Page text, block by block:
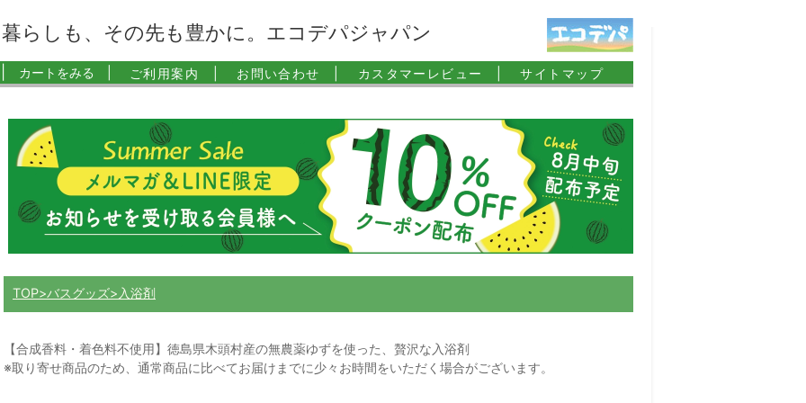
暮らしも、その先も豊かに。エコデパジャパン
カートをみる | ご利用案内 | お問い合わせ | カスタマーレビュー | サイトマップ
TOP バスグッズ 入浴剤
【合成香料・着色料不使用】徳島県木頭村産の無農薬ゆずを使った、贅沢な入浴剤
※取り寄せ商品のため、通常商品に比べてお届けまでに少々お時間をいただく場合がございます。